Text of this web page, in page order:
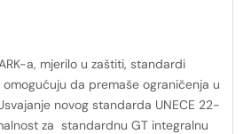
a, mjerilo u zaštiti, standardi
da premaše ograničenja u
novog standarda UNECE 22-
za standardnu ​​GT integralnu